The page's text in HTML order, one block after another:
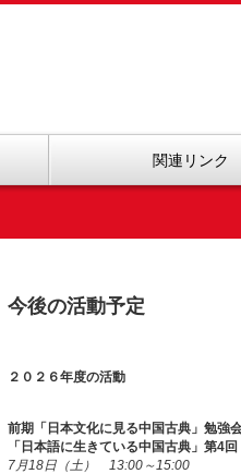
関連リンク
今後の活動予定
２０２６年度の活動
前期「日本文化に見る中国古典」勉強
「日本語に生きている中国古典」第4回
7月18日（土） 13:00～15:00